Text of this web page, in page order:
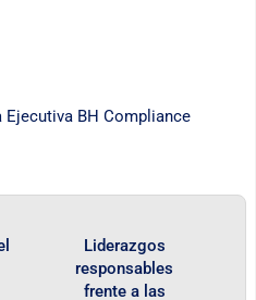
Ejecutiva BH Compliance
Liderazgos
responsables
frente a las